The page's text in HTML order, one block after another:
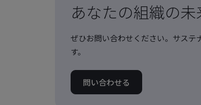
あなたの組織の
ぜひお問い合わせください。サステ
す。
問い合わせる